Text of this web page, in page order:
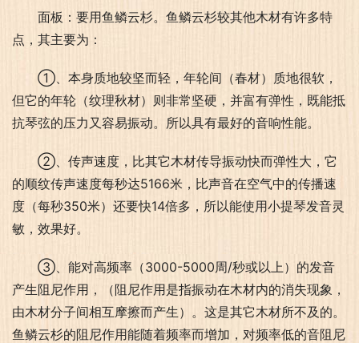
面板：要用鱼鳞云杉。鱼鳞云杉较其他木材有许多特
点，其主要为：
①、本身质地较坚而轻，年轮间（春材）质地很软，
但它的年轮（纹理秋材）则非常坚硬，并富有弹性，既能抵
抗琴弦的压力又容易振动。所以具有最好的音响性能。
②、传声速度，比其它木材传导振动快而弹性大，它
的顺纹传声速度每秒达5166米，比声音在空气中的传播速
度（每秒350米）还要快14倍多，所以能使用小提琴发音灵
敏，效果好。
③、能对高频率（3000-5000周/秒或以上）的发音
产生阻尼作用，（阻尼作用是指振动在木材内的消失现象，
由木材分子间相互摩擦而产生）。这是其它木材所不及的。
鱼鳞云杉的阻尼作用能随着频率而增加，对频率低的音阻尼